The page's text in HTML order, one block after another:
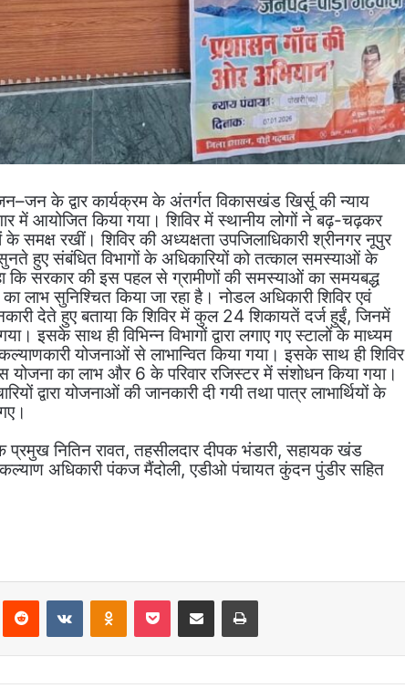
के द्वार कार्यक्रम के अंतर्गत विकासखंड खिर्सू की न्याय
में आयोजित किया गया। शिविर में स्थानीय लोगों ने बढ़-चढ़कर
समक्ष रखीं। शिविर की अध्यक्षता उपजिलाधिकारी श्रीनगर नूपुर
सुनते हुए संबंधित विभागों के अधिकारियों को तत्काल समस्याओं के
कि सरकार की इस पहल से ग्रामीणों की समस्याओं का समयबद्ध
लाभ सुनिश्चित किया जा रहा है। नोडल अधिकारी शिविर एवं
देते हुए बताया कि शिविर में कुल 24 शिकायतें दर्ज हुईं, जिनमें
इसके साथ ही विभिन्न विभागों द्वारा लगाए गए स्टालों के माध्यम
योजनाओं से लाभान्वित किया गया। इसके साथ ही शिविर
का लाभ और 6 के परिवार रजिस्टर में संशोधन किया गया।
द्वारा योजनाओं की जानकारी दी गयी तथा पात्र लाभार्थियों के
प्रमुख नितिन रावत, तहसीलदार दीपक भंडारी, सहायक खंड
कल्याण अधिकारी पंकज मैंदोली, एडीओ पंचायत कुंदन पुंडीर सहित
Reddit VKontakteOdnoklassniki
Pocket Share via Email Print